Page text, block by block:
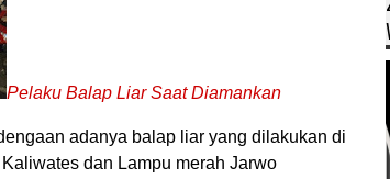
Pelaku Balap Liar Saat Diamankan
adanya balap liar yang dilakukan di
dan Lampu merah Jarwo